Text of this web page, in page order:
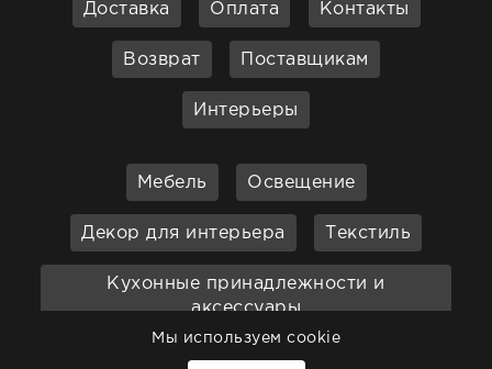
Доставка Оплата Контакты
Возврат Поставщикам
Интерьеры
Мебель Освещение
Декор для интерьера Текстиль
Кухонные принадлежности и
аксессуары
Ванная Садовая мебель
Мы используем cookie